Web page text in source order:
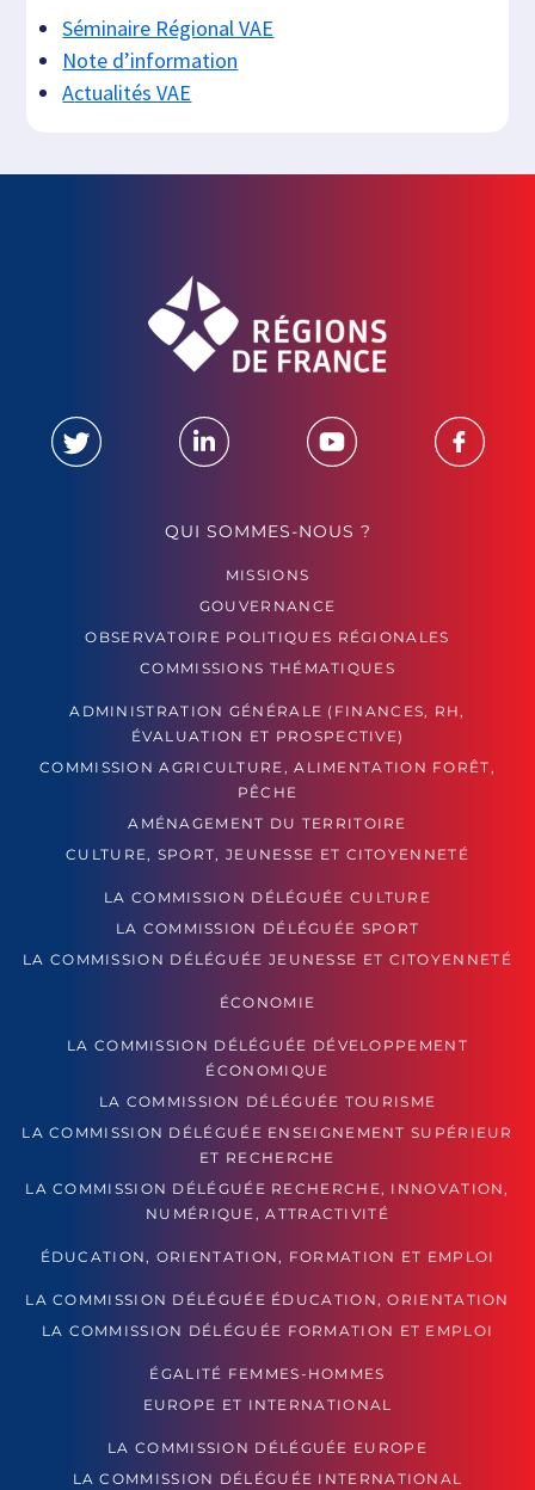
Séminaire Régional VAE
Note d’information
Actualités VAE
QUI SOMMES-NOUS ?
MISSIONS
GOUVERNANCE
OBSERVATOIRE POLITIQUES RÉGIONALES
COMMISSIONS THÉMATIQUES
ADMINISTRATION GÉNÉRALE (FINANCES, RH,
ÉVALUATION ET PROSPECTIVE)
COMMISSION AGRICULTURE, ALIMENTATION FORÊT,
PÊCHE
AMÉNAGEMENT DU TERRITOIRE
CULTURE, SPORT, JEUNESSE ET CITOYENNETÉ
LA COMMISSION DÉLÉGUÉE CULTURE
LA COMMISSION DÉLÉGUÉE SPORT
LA COMMISSION DÉLÉGUÉE JEUNESSE ET CITOYENNETÉ
ÉCONOMIE
LA COMMISSION DÉLÉGUÉE DÉVELOPPEMENT
ÉCONOMIQUE
LA COMMISSION DÉLÉGUÉE TOURISME
LA COMMISSION DÉLÉGUÉE ENSEIGNEMENT SUPÉRIEUR
ET RECHERCHE
LA COMMISSION DÉLÉGUÉE RECHERCHE, INNOVATION,
NUMÉRIQUE, ATTRACTIVITÉ
ÉDUCATION, ORIENTATION, FORMATION ET EMPLOI
LA COMMISSION DÉLÉGUÉE ÉDUCATION, ORIENTATION
LA COMMISSION DÉLÉGUÉE FORMATION ET EMPLOI
ÉGALITÉ FEMMES-HOMMES
EUROPE ET INTERNATIONAL
LA COMMISSION DÉLÉGUÉE EUROPE
LA COMMISSION DÉLÉGUÉE INTERNATIONAL